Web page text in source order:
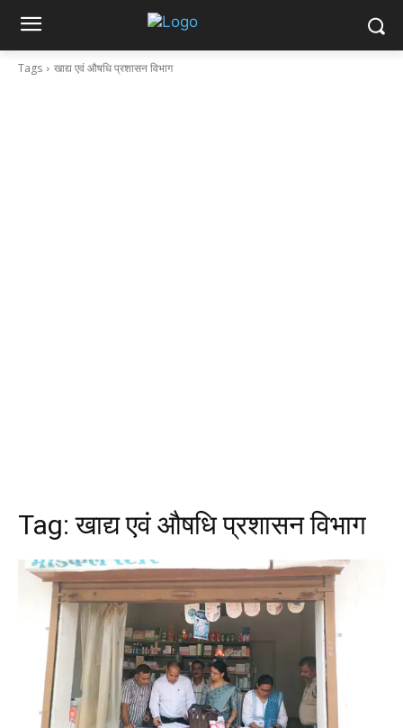
Tags खाद्य एवं औषधि प्रशासन विभाग
Tag:खाद्य एवं औषधि प्रशासन विभाग